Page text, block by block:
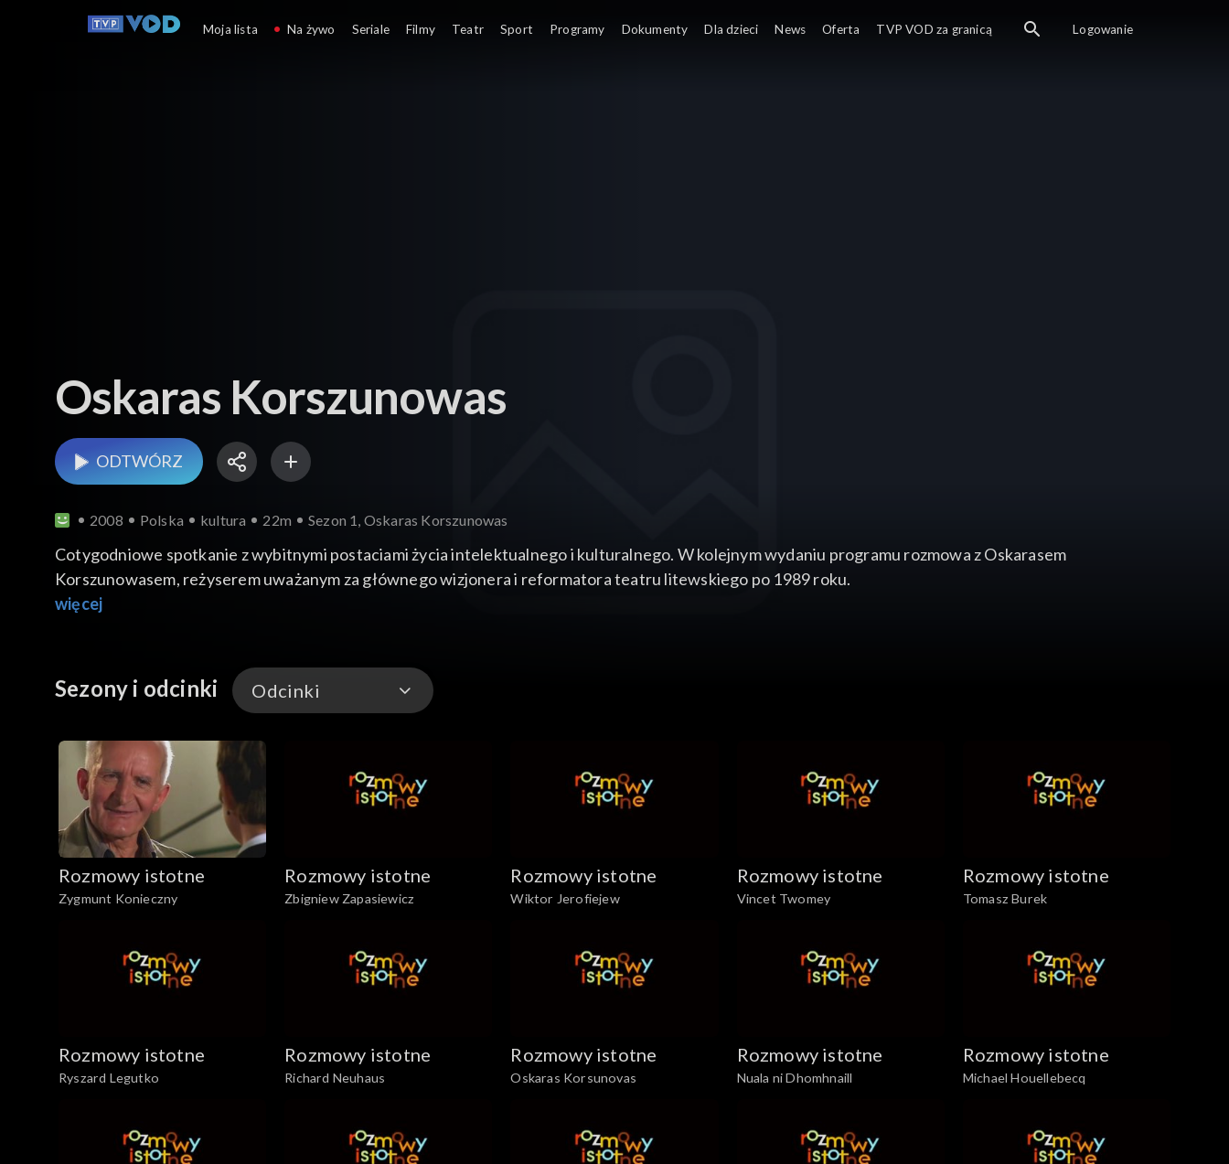
Oskaras Korszunowas
ODTWÓRZ
2008 Polska kultura 22m Sezon 1, Oskaras Korszunowas
Cotygodniowe spotkanie z wybitnymi postaciami życia intelektualnego i kulturalnego. W kolejnym wydaniu programu rozmowa z Oskarasem
Korszunowasem, reżyserem uważanym za głównego wizjonera i reformatora teatru litewskiego po 1989 roku.
więcej
Sezony i odcinki Odcinki
Odcinki
Rozmowy istotne
Zygmunt Konieczny
Rozmowy istotne
Zbigniew Zapasiewicz
Rozmowy istotne
Wiktor Jerofiejew
Rozmowy istotne
Vincet Twomey
Rozmowy istotne
Tomasz Burek
Rozmowy istotne
Ryszard Legutko
Rozmowy istotne
Richard Neuhaus
Rozmowy istotne
Oskaras Korsunovas
Rozmowy istotne
Nuala ni Dhomhnaill
Rozmowy istotne
Michael Houellebecq
Moja lista Na żywo Seriale Filmy Teatr Sport Programy Dokumenty Dla dzieci News Oferta TVP VOD za granicą Logowanie